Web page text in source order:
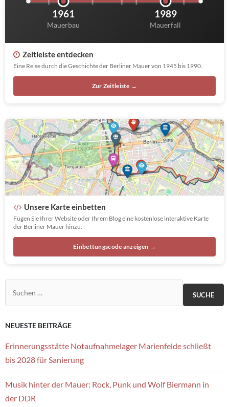
1961
Mauerbau
1989
Mauerfall
Zeitleiste entdecken
Eine Reise durch die Geschichte der Berliner Mauer von 1945 bis 1990.
Zur Zeitleiste →
Unsere Karte einbetten
Fügen Sie Ihrer Website oder Ihrem Blog eine kostenlose interaktive Karte
der Berliner Mauer hinzu.
Einbettungscode anzeigen →
NEUESTE BEITRÄGE
Erinnerungsstätte Notaufnahmelager Marienfelde schließt
bis 2028 für Sanierung
Musik hinter der Mauer: Rock, Punk und Wolf Biermann in
der DDR